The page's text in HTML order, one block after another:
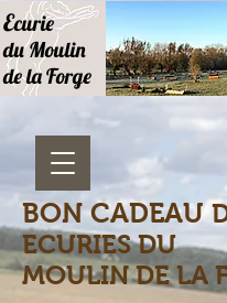
Ecurie
du Moulin
de la Forge
BON CADEAU
MOULIN DE LA